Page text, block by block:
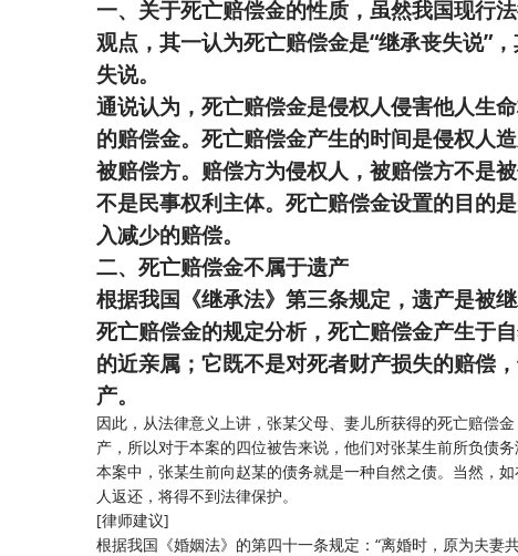
一、关于死亡赔偿金的性质，虽然我国现行
观点，其一认为死亡赔偿金是“继承丧失说”
失说。
通说认为，死亡赔偿金是侵权人侵害他人生
的赔偿金。死亡赔偿金产生的时间是侵权人
被赔偿方。赔偿方为侵权人，被赔偿方不是
不是民事权利主体。死亡赔偿金设置的目的
入减少的赔偿。
二、死亡赔偿金不属于遗产
根据我国《继承法》第三条规定，遗产是被
死亡赔偿金的规定分析，死亡赔偿金产生于
的近亲属；它既不是对死者财产损失的赔偿
产。
因此，从法律意义上讲，张某父母、妻儿所获得的死亡赔偿
产，所以对于本案的四位被告来说，他们对张某生前所负债务
本案中，张某生前向赵某的债务就是一种自然之债。当然，
人返还，将得不到法律保护。
[律师建议]
根据我国《婚姻法》的第四十一条规定：“离婚时，原为夫